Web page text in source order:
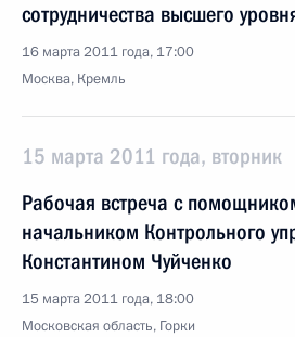
сотрудничества высшего
16 марта 2011 года, 17:00
Москва, Кремль
15 марта 2011 года, вторник
Рабочая встреча с
начальником Контрольного
Константином Чуйченко
15 марта 2011 года, 18:00
Московская область, Горки